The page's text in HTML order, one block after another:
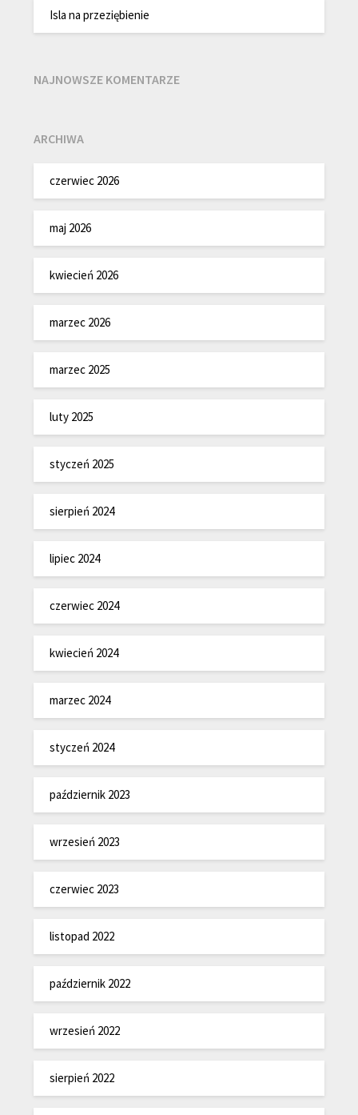
Isla na przeziębienie
NAJNOWSZE KOMENTARZE
ARCHIWA
czerwiec 2026
maj 2026
kwiecień 2026
marzec 2026
marzec 2025
luty 2025
styczeń 2025
sierpień 2024
lipiec 2024
czerwiec 2024
kwiecień 2024
marzec 2024
styczeń 2024
październik 2023
wrzesień 2023
czerwiec 2023
listopad 2022
październik 2022
wrzesień 2022
sierpień 2022